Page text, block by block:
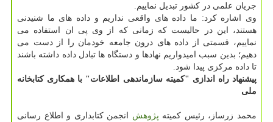
جریان علمی در كشور تبدیل نماییم.
وی اشاره كرد: ما داده های واقعی نداریم و داده های ما شنیدنی
هستند، این در حالیست كه زمانی كه از وی پی ان استفاده می
نماییم، قسمتی از داده های درون جامعه خودمان را از دست می
دهیم؛ بدین سبب امیدواریم نهادها و دستگاه ها تبادل داده داشته باشند
تا داده مركزی پیدا شود.
پیشنهاد راه اندازی "كمیته سازماندهی اطلاعات" با همكاری كتابخانه
ملی
محمد زرساز، رئیس كمیته پژوهش انجمن كتابداری و اطلاع رسانی